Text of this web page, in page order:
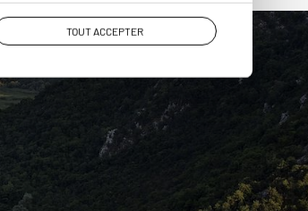
TOUT ACCEPTER